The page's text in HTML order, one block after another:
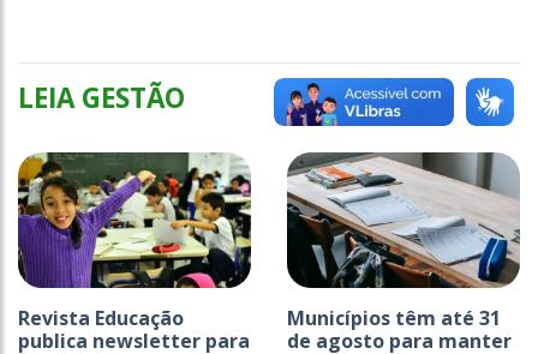
LEIA GESTÃO
Revista Educação
publica newsletter para
Municípios têm até 31
de agosto para manter